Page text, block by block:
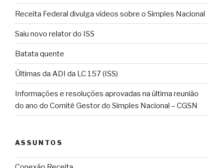
Receita Federal divulga vídeos sobre o Simples Nacional
Saiu novo relator do ISS
Batata quente
Últimas da ADI da LC 157 (ISS)
Informações e resoluções aprovadas na última reunião
do ano do Comitê Gestor do Simples Nacional – CGSN
ASSUNTOS